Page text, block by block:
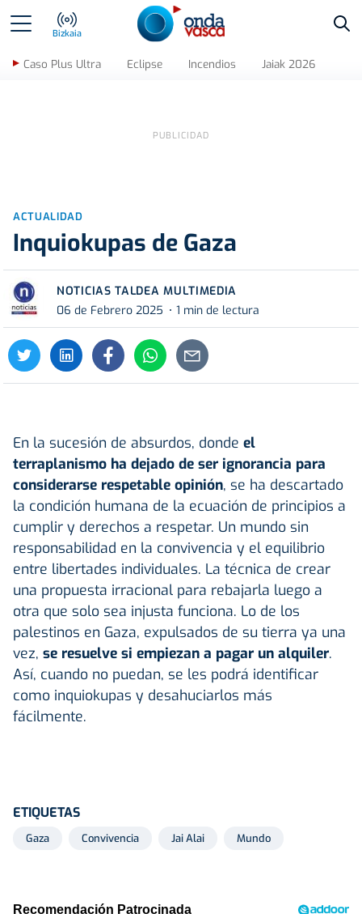
Bizkaia
Caso Plus Ultra Eclipse Incendios Jaiak 2026
ACTUALIDAD
Inquiokupas de Gaza
NOTICIAS TALDEA MULTIMEDIA
06 de Febrero 2025
1 min de lectura
En la sucesión de absurdos, donde el
terraplanismo ha dejado de ser ignorancia para
considerarse respetable opinión, se ha descartado
la condición humana de la ecuación de principios a
cumplir y derechos a respetar. Un mundo sin
responsabilidad en la convivencia y el equilibrio
entre libertades individuales. La técnica de crear
una propuesta irracional para rebajarla luego a
otra que solo sea injusta funciona. Lo de los
palestinos en Gaza, expulsados de su tierra ya una
vez, se resuelve si empiezan a pagar un alquiler.
Así, cuando no puedan, se les podrá identificar
como inquiokupas y desahuciarlos más
fácilmente.
ETIQUETAS
Gaza Convivencia Jai Alai Mundo